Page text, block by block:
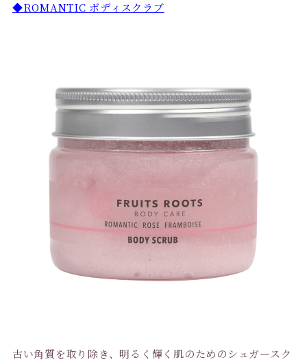
◆ROMANTIC ボディスクラブ
古い角質を取り除き、明るく輝く肌のためのシュガースク